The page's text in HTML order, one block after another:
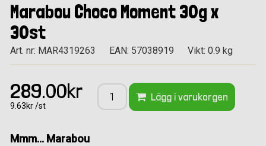
Marabou Choco Moment 30g x
30st
Art. nr: MAR4319263 EAN: 57038919 Vikt: 0.9 kg
289.00kr
9.63kr /st
Lägg i varukorgen
Mmm... Marabou